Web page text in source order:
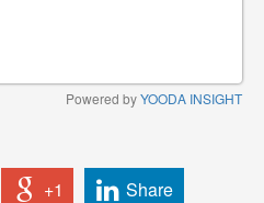
Powered byYOODA INSIGHT
+1 Share